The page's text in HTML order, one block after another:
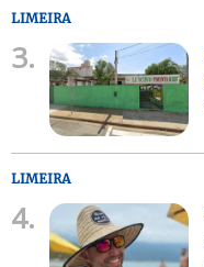
LIMEIRA
3.
LIMEIRA
4.